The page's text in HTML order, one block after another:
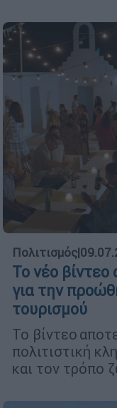
Πολιτισμός|
Το νέο
για την
τουρισμού
Το βίντεο
πολιτιστική
και τον τρόπο